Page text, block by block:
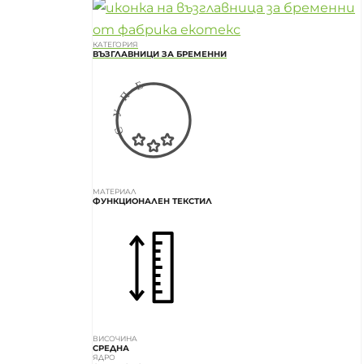
КАТЕГОРИЯ
ВЪЗГЛАВНИЦИ ЗА БРЕМЕННИ
МАТЕРИАЛ
ФУНКЦИОНАЛЕН ТЕКСТИЛ
ВИСОЧИНА
СРЕДНА
ЯДРО